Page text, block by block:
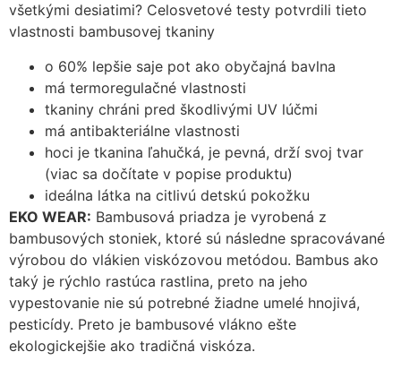
všetkými desiatimi? Celosvetové testy potvrdili tieto
vlastnosti bambusovej tkaniny
o 60% lepšie saje pot ako obyčajná bavlna
má termoregulačné vlastnosti
tkaniny chráni pred škodlivými UV lúčmi
má antibakteriálne vlastnosti
hoci je tkanina ľahučká, je pevná, drží svoj tvar
(viac sa dočítate v popise produktu)
ideálna látka na citlivú detskú pokožku
EKO WEAR: Bambusová priadza je vyrobená z
bambusových stoniek, ktoré sú následne spracovávané
výrobou do vlákien viskózovou metódou. Bambus ako
taký je rýchlo rastúca rastlina, preto na jeho
vypestovanie nie sú potrebné žiadne umelé hnojivá,
pesticídy. Preto je bambusové vlákno ešte
ekologickejšie ako tradičná viskóza.